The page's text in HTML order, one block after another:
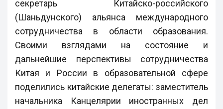
секретарь Китайско-российского
(Шаньдунского) альянса международного
сотрудничества в области образования.
Своими взглядами на состояние и
дальнейшие перспективы сотрудничества
Китая и России в образовательной сфере
поделились китайские делегаты: заместитель
начальника Канцелярии иностранных дел